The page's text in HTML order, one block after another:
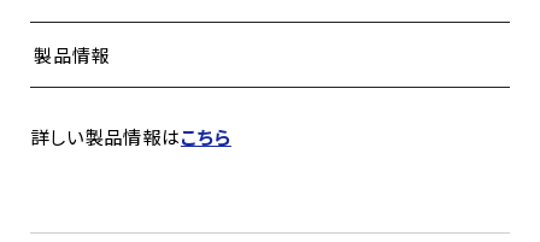
製品情報
詳しい製品情報はこちら